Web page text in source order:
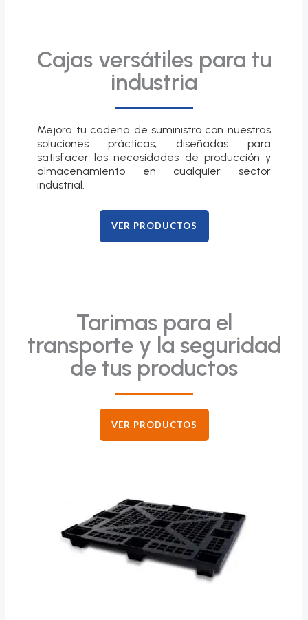
Cajas versátiles para tu
industria
Mejora tu cadena de suministro con nuestras
soluciones prácticas, diseñadas para
satisfacer las necesidades de producción y
almacenamiento en cualquier sector
industrial.
VER PRODUCTOS
Tarimas para el
transporte y la seguridad
de tus productos
VER PRODUCTOS